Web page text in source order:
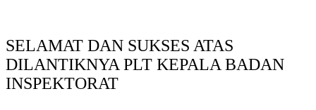
SELAMAT DAN SUKSES ATAS
DILANTIKNYA PLT KEPALA BADAN
INSPEKTORAT